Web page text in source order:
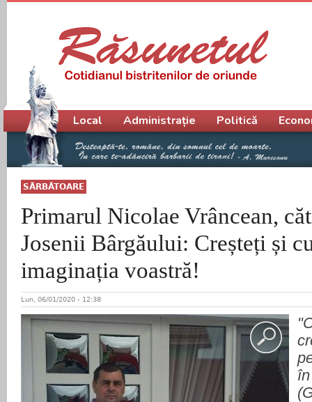
SĂRBĂTOARE
Primarul Nicolae Vrâncean,
Josenii Bârgăului: Creșteți și
imaginația voastră!
Lun, 06/01/2020 - 12:38
Meniu principal
Local Administrație Politică